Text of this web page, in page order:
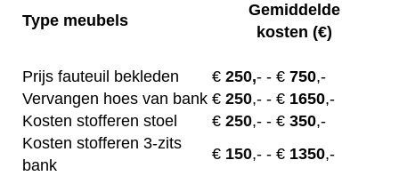
Type meubels
Gemiddelde
kosten (€)
Prijs fauteuil bekleden € 250,- - € 750,-
Vervangen hoes van bank € 250,- - € 1650,-
Kosten stofferen stoel
€ 250,- - € 350,-
Kosten stofferen 3-zits
bank
€ 150,- - € 1350,-